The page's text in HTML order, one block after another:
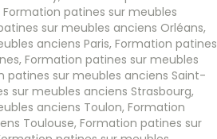
Formation patines sur meubles
sur meubles anciens Orléans,
anciens Paris, Formation patines
, Formation patines sur meubles
patines sur meubles anciens Saint-
sur meubles anciens Strasbourg,
anciens Toulon, Formation
Toulouse, Formation patines sur